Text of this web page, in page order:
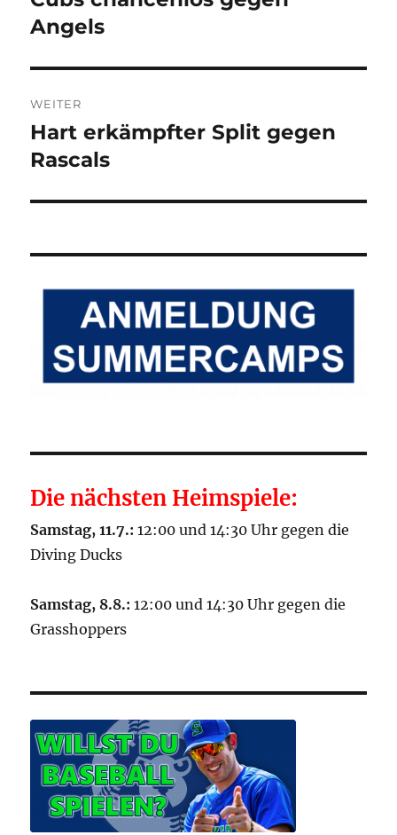
Beitrag:
Angels
WEITER
Nächster
Beitrag:
Hart erkämpfter Split gegen
Rascals
Die nächsten Heimspiele:
Samstag, 11.7.: 12:00 und 14:30 Uhr gegen die
Diving Ducks
Samstag, 8.8.: 12:00 und 14:30 Uhr gegen die
Grasshoppers